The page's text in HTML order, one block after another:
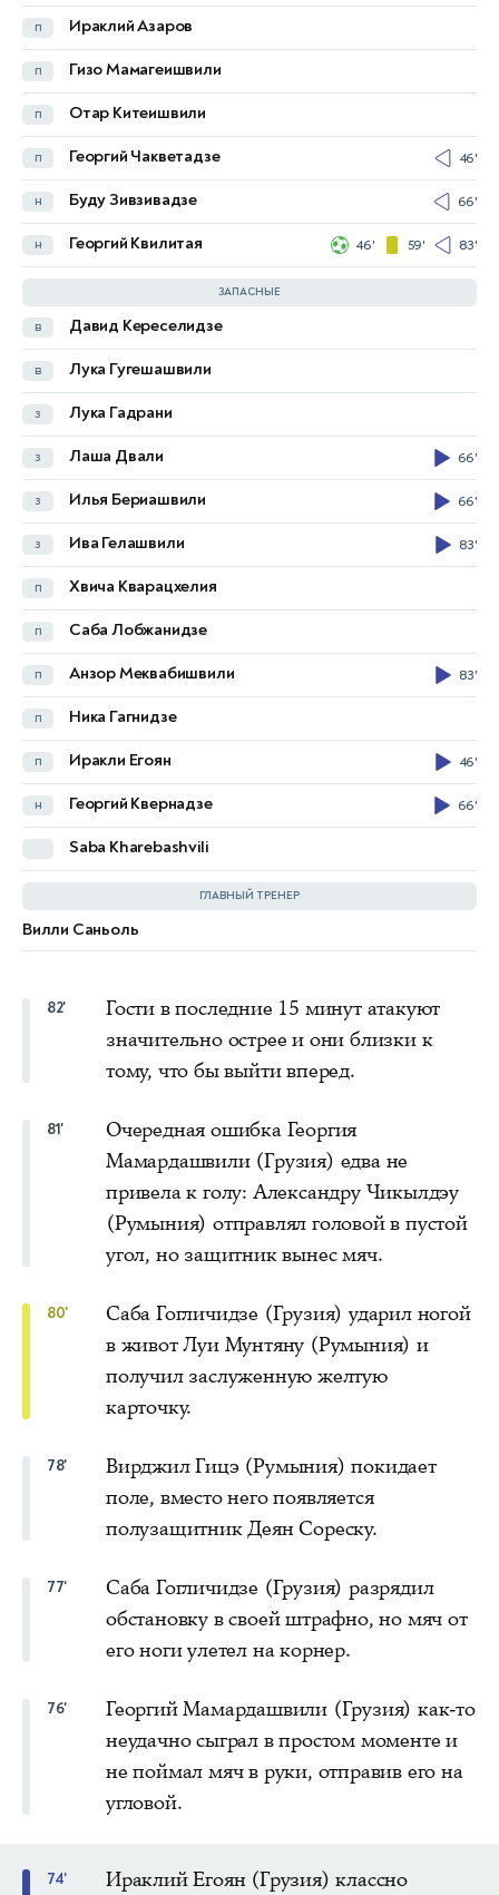
п Ираклий Азаров
п Гизо Мамагеишвили
п Отар Китеишвили
п Георгий Чакветадзе 46'
н Буду Зивзивадзе 66'
н Георгий Квилитая 46' 59' 83'
ЗАПАСНЫЕ
в Давид Кереселидзе
в Лука Гугешашвили
з Лука Гадрани
з Лаша Двали 66'
з Илья Бериашвили 66'
з Ива Гелашвили 83'
п Хвича Кварацхелия
п Саба Лобжанидзе
п Анзор Меквабишвили 83'
п Ника Гагнидзе
п Иракли Егоян 46'
н Георгий Квернадзе 66'
Saba Kharebashvili
ГЛАВНЫЙ ТРЕНЕР
Вилли Саньоль
п Рэзван Марин
н Флоринел Коман
н Валентин Михэйлэ
н Янис Хаджи
Virgil Ghita
Andrei Coubis
в Отто Хиндрих
в Штефан Тырновану
з Тони Страта
з Матей Илие
п Александру Чикылдэу
п Тудор Бэлуцэ
п Деян Сореску
н Луис Мунтяну
Stefan Baiaram
Alex Dobre
Lisav Naif Eissat
David Matei
82'
Гости в последние 15 минут атакуют
значительно острее и они близки к
тому, что бы выйти вперед.
81'
Очередная ошибка Георгия
Мамардашвили (Грузия) едва не
привела к голу: Александру Чикылдэу
(Румыния) отправлял головой в пустой
угол, но защитник вынес мяч.
80'
Саба Гогличидзе (Грузия) ударил ногой
в живот Луи Мунтяну (Румыния) и
получил заслуженную желтую
карточку.
78'
Вирджил Гицэ (Румыния) покидает
поле, вместо него появляется
полузащитник Деян Сореску.
77'
Саба Гогличидзе (Грузия) разрядил
обстановку в своей штрафно, но мяч от
его ноги улетел на корнер.
76'
Георгий Мамардашвили (Грузия) как-то
неудачно сыграл в простом моменте и
не поймал мяч в руки, отправив его на
угловой.
74'
Ираклий Егоян (Грузия) классно